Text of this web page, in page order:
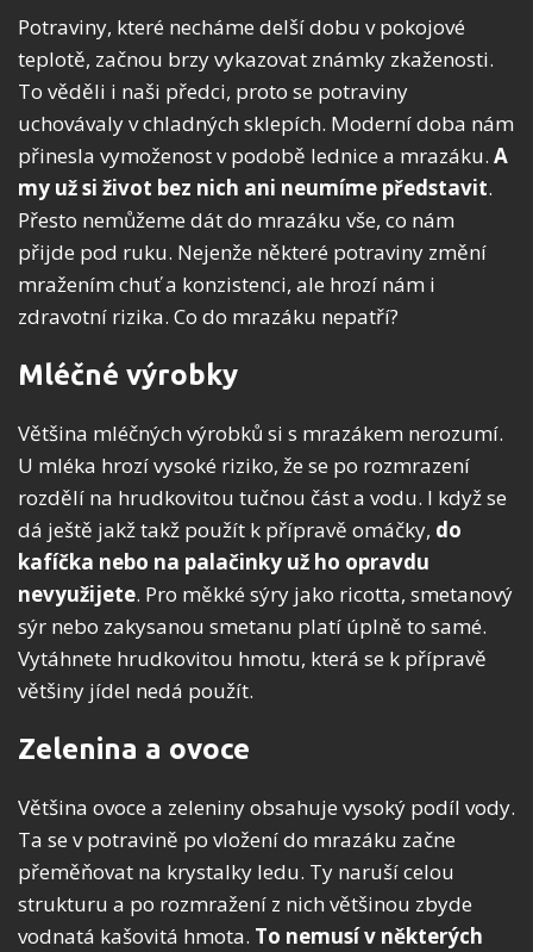
Potraviny, které necháme delší dobu v pokojové
teplotě, začnou brzy vykazovat známky zkaženosti.
To věděli i naši předci, proto se potraviny
uchovávaly v chladných sklepích. Moderní doba nám
přinesla vymoženost v podobě lednice a mrazáku. A
my už si život bez nich ani neumíme představit.
Přesto nemůžeme dát do mrazáku vše, co nám
přijde pod ruku. Nejenže některé potraviny změní
mražením chuť a konzistenci, ale hrozí nám i
zdravotní rizika. Co do mrazáku nepatří?
Mléčné výrobky
Většina mléčných výrobků si s mrazákem nerozumí.
U mléka hrozí vysoké riziko, že se po rozmrazení
rozdělí na hrudkovitou tučnou část a vodu. I když se
dá ještě jakž takž použít k přípravě omáčky, do
kafíčka nebo na palačinky už ho opravdu
nevyužijete. Pro měkké sýry jako ricotta, smetanový
sýr nebo zakysanou smetanu platí úplně to samé.
Vytáhnete hrudkovitou hmotu, která se k přípravě
většiny jídel nedá použít.
Zelenina a ovoce
Většina ovoce a zeleniny obsahuje vysoký podíl vody.
Ta se v potravině po vložení do mrazáku začne
přeměňovat na krystalky ledu. Ty naruší celou
strukturu a po rozmražení z nich většinou zbyde
vodnatá kašovitá hmota. To nemusí v některých